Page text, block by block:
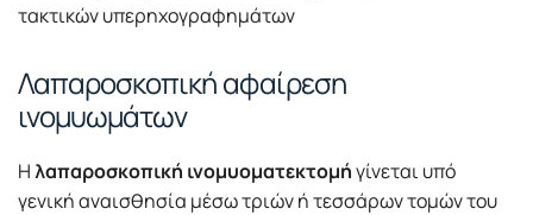
τακτικών υπερηχογραφημάτων
Λαπαροσκοπική αφαίρεση
ινομυωμάτων
Ηλαπαροσκοπική ινομυοματεκτομήγίνεται υπό
γενική αναισθησία μέσω τριών ή τεσσάρων τομών του